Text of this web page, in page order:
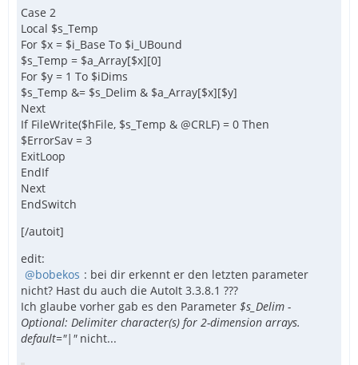
Case 2
Local $s_Temp
For $x = $i_Base To $i_UBound
$s_Temp = $a_Array[$x][0]
For $y = 1 To $iDims
$s_Temp &= $s_Delim & $a_Array[$x][$y]
Next
If FileWrite($hFile, $s_Temp & @CRLF) = 0 Then
$ErrorSav = 3
ExitLoop
EndIf
Next
EndSwitch
[/autoit]
edit:
bobekos : bei dir erkennt er den letzten parameter
nicht? Hast du auch die AutoIt 3.3.8.1 ???
Ich glaube vorher gab es den Parameter $s_Delim -
Optional: Delimiter character(s) for 2-dimension arrays.
default="|"nicht...